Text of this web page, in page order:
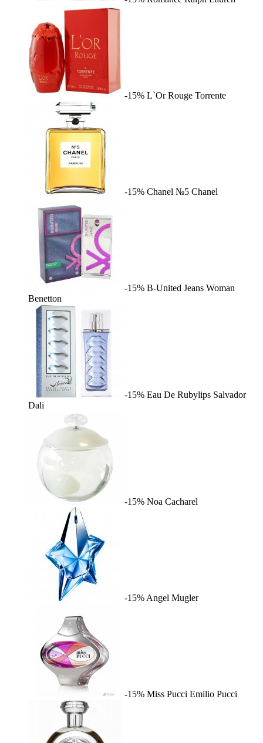
-15% L`Or Rouge Torrente
-15% Chanel №5 Chanel
-15% B-United Jeans Woman
Benetton
-15% Eau De Rubylips Salvador
Dali
-15% Noa Cacharel
-15% Angel Mugler
-15% Miss Pucci Emilio Pucci